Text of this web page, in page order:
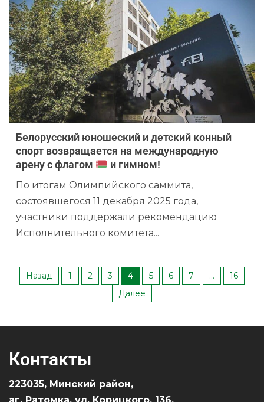
Белорусский юношеский и детский конный
спорт возвращается на международную
арену с флагом
и гимном!
По итогам Олимпийского саммита,
состоявшегося 11 декабря 2025 года,
участники поддержали рекомендацию
Исполнительного комитета...
Назад 1 2 3 4 5 6 7 …
16
Далее
Контакты
223035, Минский район,